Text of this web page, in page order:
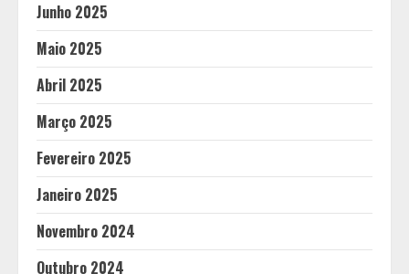
Junho 2025
Maio 2025
Abril 2025
Março 2025
Fevereiro 2025
Janeiro 2025
Novembro 2024
Outubro 2024